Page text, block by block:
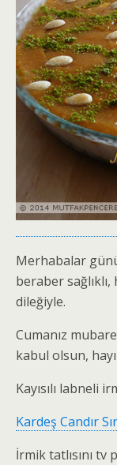
Merhabalar
beraber
dileğiyle.
Cumanız
kabul olsun,
Kayısılı labneli
Kardeş Candır
İrmik tatlısını